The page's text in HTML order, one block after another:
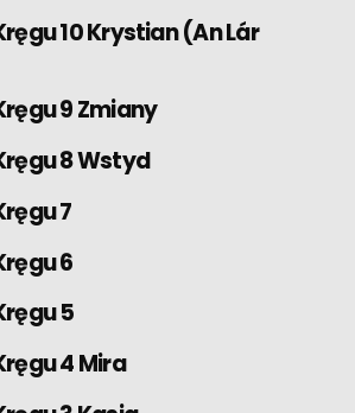
10 Krystian (An Lár
9 Zmiany
8 Wstyd
7
6
5
4 Mira